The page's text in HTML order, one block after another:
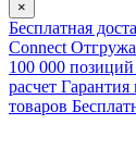
×
Бесплатная
Connect
100 000
расчет Гарантия
товаров